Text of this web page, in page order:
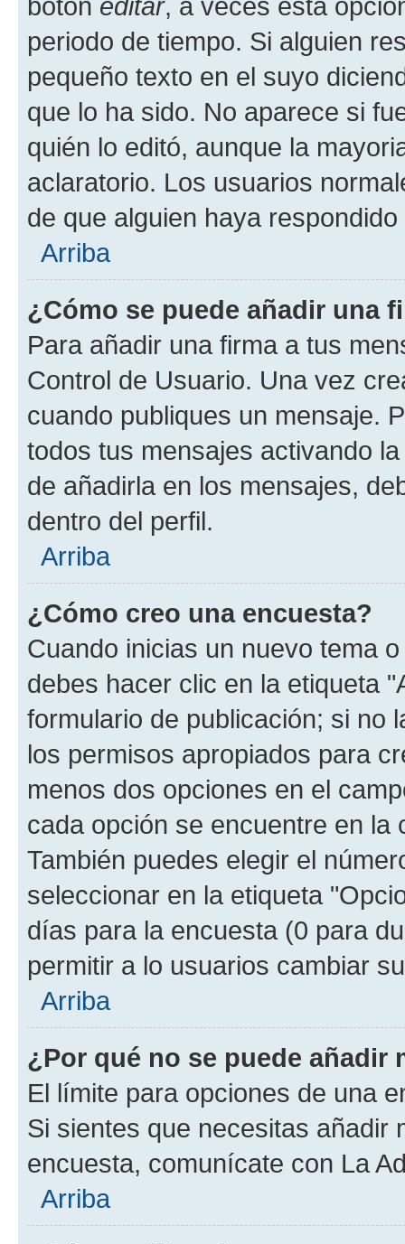
periodo de tiempo. Si alguien
pequeño texto en el suyo
que lo ha sido. No aparece si
quién lo editó, aunque la
aclaratorio. Los usuarios
de que alguien haya
Arriba
¿Cómo se puede añadir una
Para añadir una firma a tus
Control de Usuario. Una vez
cuando publiques un mensaje.
todos tus mensajes activando
de añadirla en los mensajes,
dentro del perfil.
Arriba
¿Cómo creo una encuesta?
Cuando inicias un nuevo tema
debes hacer clic en la etiqueta
formulario de publicación; si no
los permisos apropiados para
menos dos opciones en el
cada opción se encuentre en
También puedes elegir el
seleccionar en la etiqueta
días para la encuesta (0 para
permitir a lo usuarios cambiar
Arriba
¿Por qué no se puede añadir
El límite para opciones de una
Si sientes que necesitas añadir
encuesta, comunícate con La
Arriba